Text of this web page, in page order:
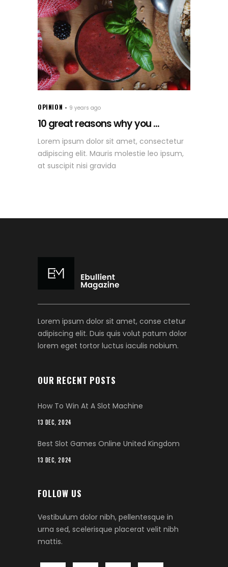
OPINION 9 years ago
10 great reasons why you ...
Lorem ipsum dolor sit amet, consectetur
adipiscing elit. Mauris molestie leo ipsum,
at suscipit nisi gravida
Lorem ipsum dolor sit amet, conse ctetur
adipiscing elit. Duis quis volut patum dolor
lorem eget tortor luctus iaculis nobium.
OUR RECENT POSTS
How To Win At A Slot Machine
13 DEC, 2024
Best Slot Games Online United Kingdom
13 DEC, 2024
FOLLOW US
Vestibulum dolor nibh, pellentesque in
urna sed, scelerisque placerat velit nibh
mattis.